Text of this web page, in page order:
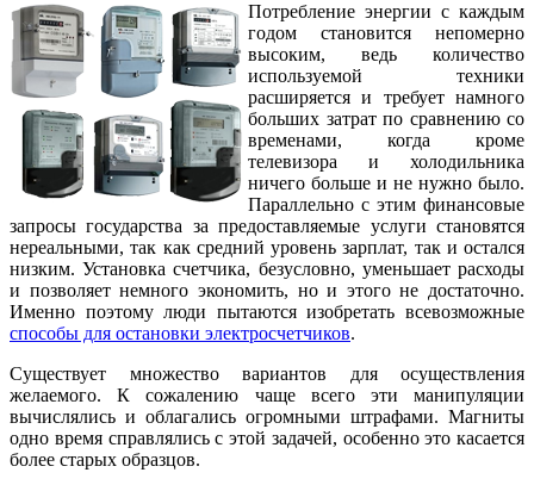
Потребление энергии с каждым
годом становится непомерно
высоким, ведь количество
используемой техники
расширяется и требует намного
больших затрат по сравнению со
временами, когда кроме
телевизора и холодильника
ничего больше и не нужно было.
Параллельно с этим финансовые
запросы государства за предоставляемые услуги становятся
нереальными, так как средний уровень зарплат, так и остался
низким. Установка счетчика, безусловно, уменьшает расходы
и позволяет немного экономить, но и этого не достаточно.
Именно поэтому люди пытаются изобретать всевозможные
способы для остановки электросчетчиков.
Существует множество вариантов для осуществления
желаемого. К сожалению чаще всего эти манипуляции
вычислялись и облагались огромными штрафами. Магниты
одно время справлялись с этой задачей, особенно это касается
более старых образцов.